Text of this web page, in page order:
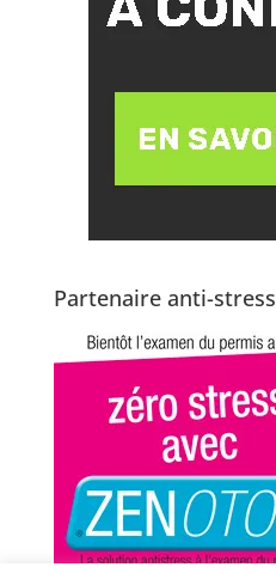
Partenaire anti-stress